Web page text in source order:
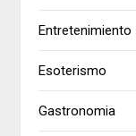
Entretenimiento
Esoterismo
Gastronomia